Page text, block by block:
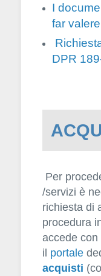
I
far
DPR
Per
/servizi è
richiesta di
procedura
accede
il portale
acquisti